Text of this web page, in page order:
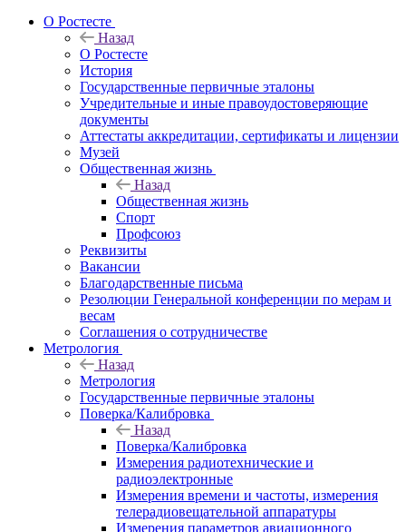
О Ростесте
Назад
О Ростесте
История
Государственные первичные эталоны
Учредительные и иные правоудостоверяющие
документы
Аттестаты аккредитации, сертификаты и лицензии
Музей
Общественная жизнь
Назад
Общественная жизнь
Спорт
Профсоюз
Реквизиты
Вакансии
Благодарственные письма
Резолюции Генеральной конференции по мерам и
весам
Соглашения о сотрудничестве
Метрология
Назад
Метрология
Государственные первичные эталоны
Поверка/Калибровка
Назад
Поверка/Калибровка
Измерения радиотехнические и
радиоэлектронные
Измерения времени и частоты, измерения
телерадиовещательной аппаратуры
Измерения параметров авиационного